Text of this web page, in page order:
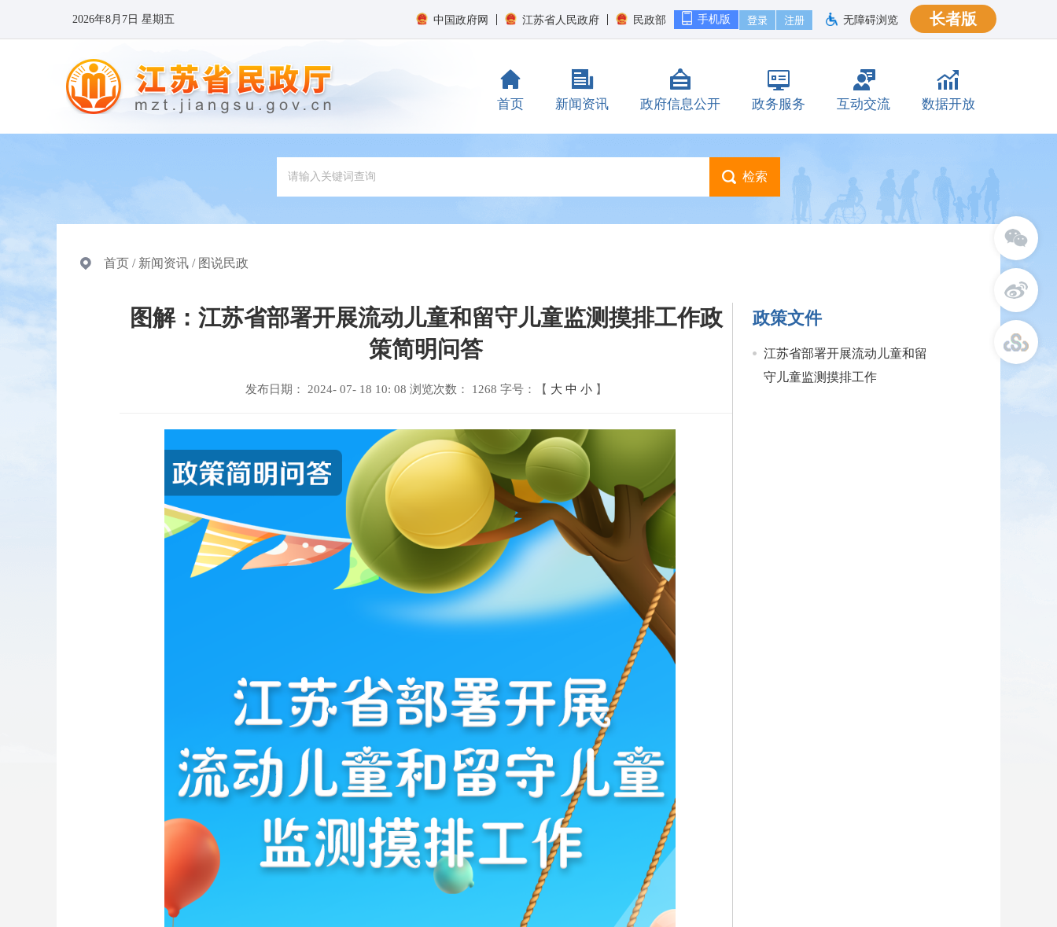
2026年8月7日 星期五 长者版
无障碍浏览
手机版
中国政府网 江苏省人民政府 民政部
首页 新闻资讯 政府信息公开 政务服务 互动交流 数据开放
首页 / 新闻资讯 / 图说民政
图解：江苏省部署开展流动儿童和留守儿童监测摸排工作政
策简明问答
发布日期： 2024- 07- 18 10: 08 浏览次数： 1268 字号：【 大 中 小】
政策文件
江苏省部署开展流动儿童和留
守儿童监测摸排工作